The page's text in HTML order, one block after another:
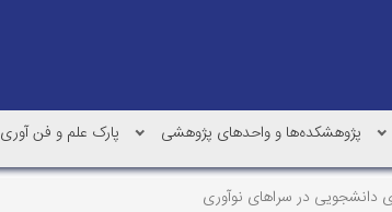
پژوهشکده‌ها و واحدهای پژوهشی پارک علم و فن آوری
دانشجویی در سراهای نوآوری